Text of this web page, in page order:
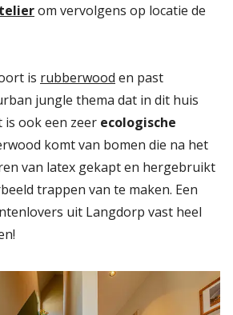
om vervolgens op locatie de
is rubberwood en past
jungle thema dat in dit huis
is ook een zeer ecologische
komt van bomen die na het
van latex gekapt en hergebruikt
trappen van te maken. Een
uit Langdorp vast heel